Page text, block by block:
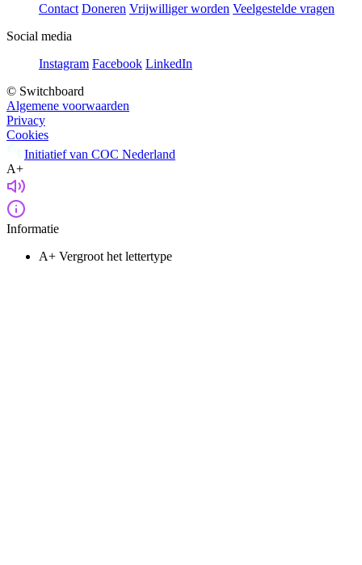
Contact Doneren Vrijwilliger worden Veelgestelde vragen
Social media
Instagram Facebook LinkedIn
© Switchboard
Algemene voorwaarden
Privacy
Cookies
Initiatief van COC Nederland
A+
Informatie
A+ Vergroot het lettertype